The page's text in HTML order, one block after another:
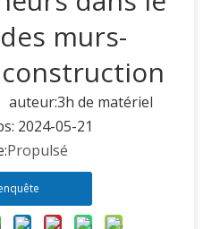
murs-
auteur:3h de matériel
2024-05-21
Propulsé